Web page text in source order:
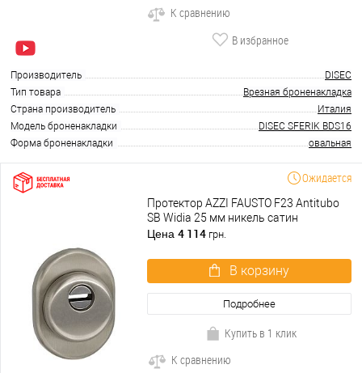
К сравнению
В избранное
Производитель
DISEC
Тип товара
Врезная броненакладка
Страна производитель
Италия
Модель броненакладки
DISEC SFERIK BDS16
Форма броненакладки
овальная
Ожидается
Протектор AZZI FAUSTO F23 Antitubo
SB Widia 25 мм никель сатин
Цена 4 114 грн.
В корзину
Подробнее
Купить в 1 клик
К сравнению